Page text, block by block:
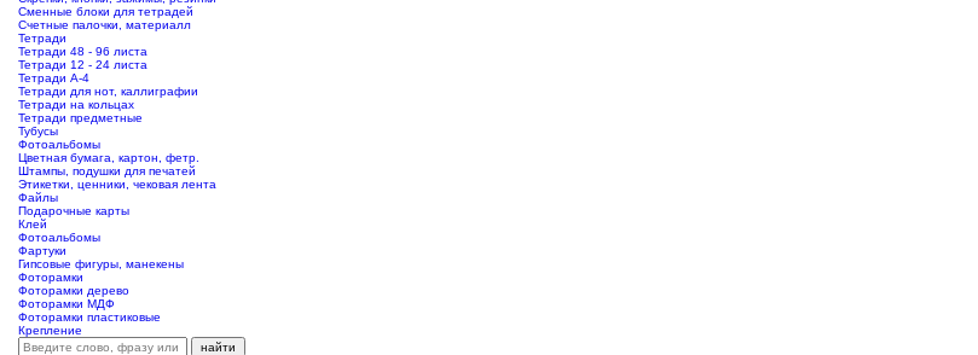
Сменные блоки для тетрадей
Счетные палочки, материалл
Тетради
Тетради 48 - 96 листа
Тетради 12 - 24 листа
Тетради А-4
Тетради для нот, каллиграфии
Тетради на кольцах
Тетради предметные
Тубусы
Фотоальбомы
Цветная бумага, картон, фетр.
Штампы, подушки для печатей
Этикетки, ценники, чековая лента
Файлы
Подарочные карты
Клей
Фотоальбомы
Фартуки
Гипсовые фигуры, манекены
Фоторамки
Фоторамки дерево
Фоторамки МДФ
Фоторамки пластиковые
Крепление
найти